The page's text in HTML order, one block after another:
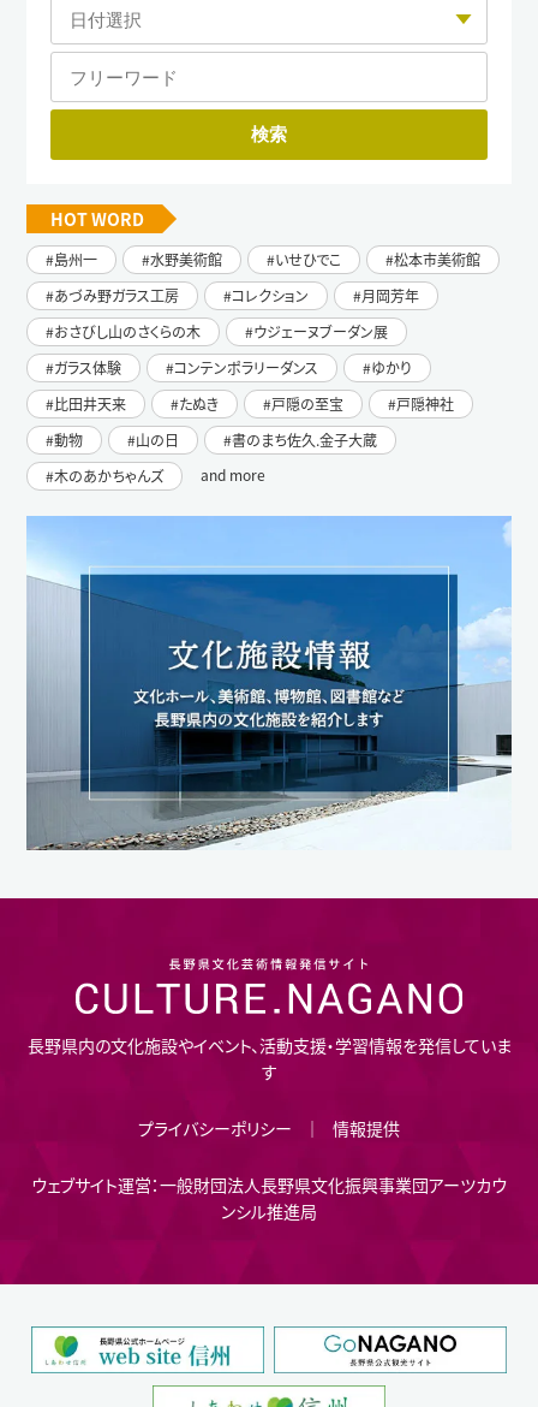
HOT WORD
島州一 水野美術館 いせひでこ
松本市美術館
あづみ野ガラス工房
コレクション
月岡芳年
おさびし山のさくらの木
ウジェーヌブーダン展
ガラス体験
コンテンポラリーダンス
ゆかり
比田井天来
たぬき 戸隠の至宝
戸隠神社
動物
山の日
書のまち佐久.金子大蔵
木のあかちゃんズ
and more
長野県内の文化施設やイベント、活動支援・学習情報を発信していま
す
プライバシーポリシー 情報提供
ウェブサイト運営：一般財団法人長野県文化振興事業団アーツカウ
ンシル推進局